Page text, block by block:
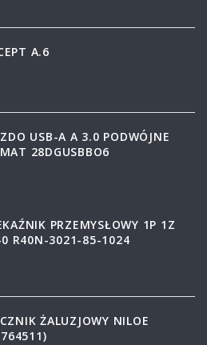
A.6
USB-A A 3.0 PODWÓJNE
28DGUSBBO6
PRZEMYSŁOWY 1P 1Z
R40N-3021-85-1024
ŻALUZJOWY NILOE